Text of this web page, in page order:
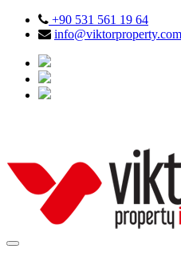
+90 531 561 19 64
info@viktorproperty.com